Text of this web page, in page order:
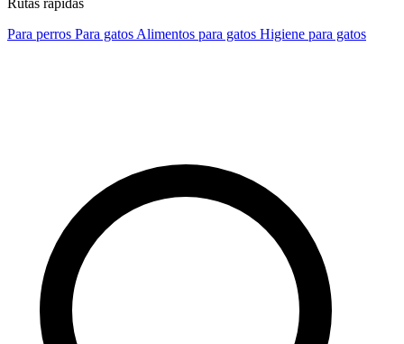
Rutas rápidas
Para perros Para gatos Alimentos para gatos Higiene para gatos